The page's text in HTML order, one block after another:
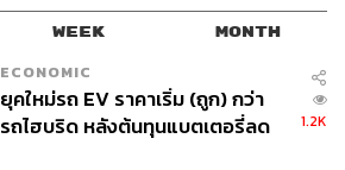
WEEK MONTH
ECONOMIC
ยุคใหม่รถ EV ราคาเริ่ม (ถูก) กว่า
รถไฮบริด หลังต้นทุนแบตเตอรี่ลด
1.2K